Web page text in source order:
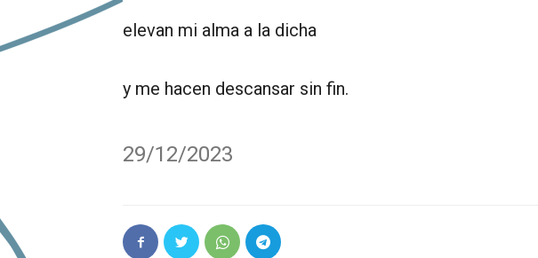
elevan mi alma a la dicha
y me hacen descansar sin fin.
29/12/2023